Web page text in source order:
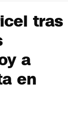
tras
a
en